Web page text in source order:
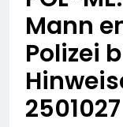
Mann
Polizei
2501027